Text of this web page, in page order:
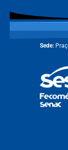
Sede: